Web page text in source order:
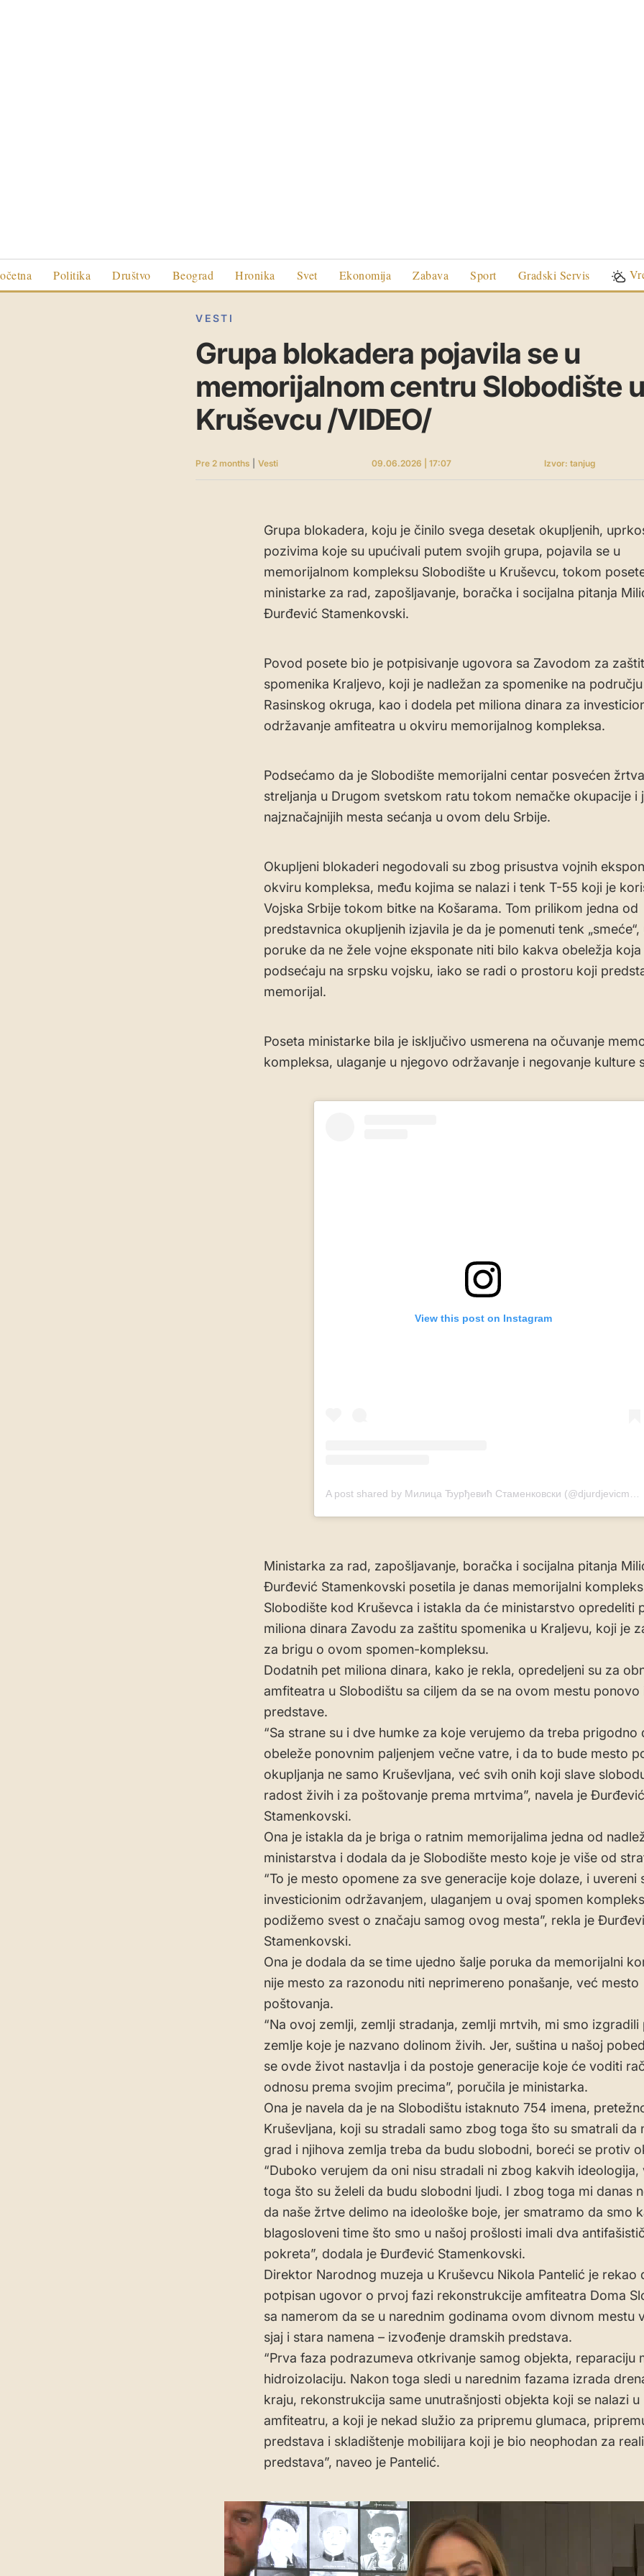
Politika Društvo Beograd Hronika Svet Ekonomija Zabava Sport Gradski Servis
VESTI
Grupa blokadera pojavila se u
memorijalnom centru Slobodište u
Kruševcu /VIDEO/
Pre 2 months Vesti 09.06.2026 | 17:07 Izvor: tanjug
Grupa blokadera, koju je činilo svega desetak okupljenih,
pozivima koje su upućivali putem svojih grupa, pojavila se u
memorijalnom kompleksu Slobodište u Kruševcu, tokom
ministarke za rad, zapošljavanje, boračka i socijalna pitanja
Đurđević Stamenkovski.
Povod posete bio je potpisivanje ugovora sa Zavodom za
spomenika Kraljevo, koji je nadležan za spomenike na području
Rasinskog okruga, kao i dodela pet miliona dinara za
održavanje amfiteatra u okviru memorijalnog kompleksa.
Podsećamo da je Slobodište memorijalni centar posvećen
streljanja u Drugom svetskom ratu tokom nemačke okupacije i
najznačajnijih mesta sećanja u ovom delu Srbije.
Okupljeni blokaderi negodovali su zbog prisustva vojnih
okviru kompleksa, među kojima se nalazi i tenk T-55 koji je
Vojska Srbije tokom bitke na Košarama. Tom prilikom jedna od
predstavnica okupljenih izjavila je da je pomenuti tenk „smeće“,
poruke da ne žele vojne eksponate niti bilo kakva obeležja koja
podsećaju na srpsku vojsku, iako se radi o prostoru koji
memorijal.
Poseta ministarke bila je isključivo usmerena na očuvanje
kompleksa, ulaganje u njegovo održavanje i negovanje kulture
View this post on Instagram
Ministarka za rad, zapošljavanje, boračka i socijalna pitanja
Đurđević Stamenkovski posetila je danas memorijalni kompleks
Slobodište kod Kruševca i istakla da će ministarstvo opredeliti
miliona dinara Zavodu za zaštitu spomenika u Kraljevu, koji je
za brigu o ovom spomen-kompleksu.
Dodatnih pet miliona dinara, kako je rekla, opredeljeni su za
amfiteatra u Slobodištu sa ciljem da se na ovom mestu ponovo
predstave.
“Sa strane su i dve humke za koje verujemo da treba prigodno
obeleže ponovnim paljenjem večne vatre, i da to bude mesto
okupljanja ne samo Kruševljana, već svih onih koji slave
radost živih i za poštovanje prema mrtvima”, navela je Đurđević
Stamenkovski.
Ona je istakla da je briga o ratnim memorijalima jedna od
ministarstva i dodala da je Slobodište mesto koje je više od
“To je mesto opomene za sve generacije koje dolaze, i uvereni
investicionim održavanjem, ulaganjem u ovaj spomen
podižemo svest o značaju samog ovog mesta”, rekla je
Stamenkovski.
Ona je dodala da se time ujedno šalje poruka da memorijalni
nije mesto za razonodu niti neprimereno ponašanje, već mesto
poštovanja.
“Na ovoj zemlji, zemlji stradanja, zemlji mrtvih, mi smo izgradili
zemlje koje je nazvano dolinom živih. Jer, suština u našoj
se ovde život nastavlja i da postoje generacije koje će voditi
odnosu prema svojim precima”, poručila je ministarka.
Ona je navela da je na Slobodištu istaknuto 754 imena,
Kruševljana, koji su stradali samo zbog toga što su smatrali da
grad i njihova zemlja treba da budu slobodni, boreći se protiv
“Duboko verujem da oni nisu stradali ni zbog kakvih ideologija,
toga što su želeli da budu slobodni ljudi. I zbog toga mi danas
da naše žrtve delimo na ideološke boje, jer smatramo da smo
blagosloveni time što smo u našoj prošlosti imali dva
pokreta”, dodala je Đurđević Stamenkovski.
Direktor Narodnog muzeja u Kruševcu Nikola Pantelić je rekao
potpisan ugovor o prvoj fazi rekonstrukcije amfiteatra Doma
sa namerom da se u narednim godinama ovom divnom mestu
sjaj i stara namena – izvođenje dramskih predstava.
“Prva faza podrazumeva otkrivanje samog objekta, reparaciju
hidroizolaciju. Nakon toga sledi u narednim fazama izrada
kraju, rekonstrukcija same unutrašnjosti objekta koji se nalazi u
amfiteatru, a koji je nekad služio za pripremu glumaca,
predstava i skladištenje mobilijara koji je bio neophodan za
predstava”, naveo je Pantelić.